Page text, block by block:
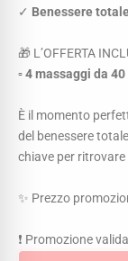
✓ Benessere
🎁 L’OFFERTA
▫️ 4 massaggi da
È il momento
del benessere
chiave per
✨ Prezzo
❗️ Promozione